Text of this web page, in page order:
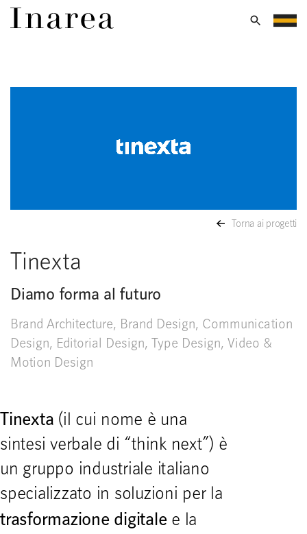
Torna ai progetti
Tinexta
Diamo forma al futuro
Brand Architecture, Brand Design, Communication
Design, Editorial Design, Type Design, Video &
Motion Design
Tinexta (il cui nome è una
sintesi verbale di “think next”) è
un gruppo industriale italiano
specializzato in soluzioni per la
trasformazione digitalee la